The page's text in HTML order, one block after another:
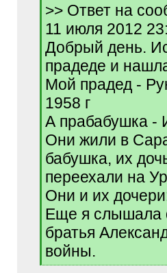
[
]
>> Ответ на
11 июля 2012
Добрый день.
прадеде и
Мой прадед -
1958 г
А прабабушка -
Они жили в
бабушка, их
переехали на
Они и их
Еще я слышала
братья
войны.
[